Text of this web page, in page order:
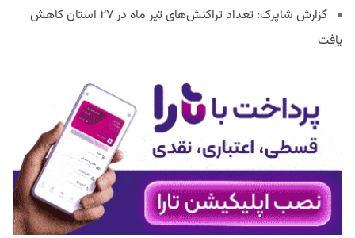
گزارش شاپرک: تعداد تراکنش‌های تیر ماه در ۲۷ استان‌ کاهش
یافت